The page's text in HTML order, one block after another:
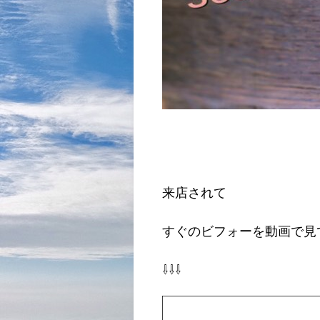
来店されて
すぐのビフォーを動画で見
⇩⇩⇩